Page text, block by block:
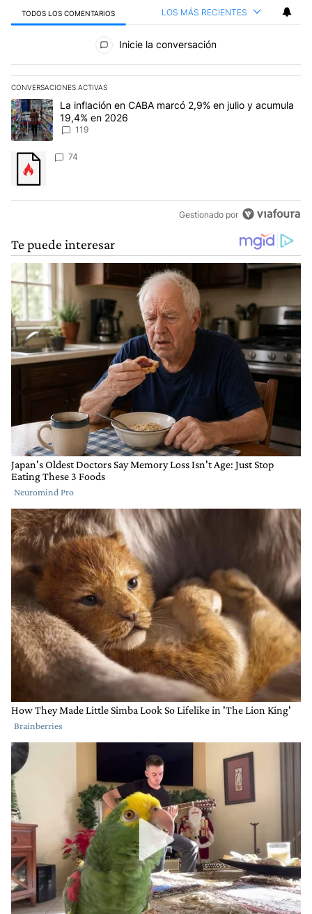
TODOS LOS COMENTARIOS LOS MÁS RECIENTES
Todos los comentarios
Inicie la conversación
CONVERSACIONES ACTIVAS
Este listado muestra los artículos con más comentarios en los
Un artículo de tendencia con el título "La inflación en CABA
La inflación en CABA marcó 2,9% en julio y acumula
19,4% en 2026
119
Un artículo de tendencia con el título "" con 74 comentarios.
74
Gestionado por